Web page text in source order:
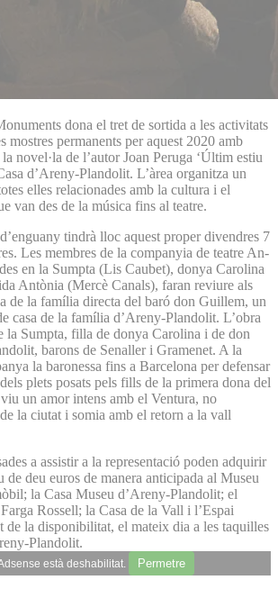
dona el tret de sortida a les activitats
mostres permanents per aquest 2020 amb
novel·la de l’autor Joan Peruga ‘Últim estiu
d’Areny-Plandolit. L’àrea organitza un
elles relacionades amb la cultura i el
van des de la música fins al teatre.
tindrà lloc aquest proper divendres 7
Les membres de la companyia de teatre An-
en la Sumpta (Lis Caubet), donya Carolina
Antònia (Mercè Canals), faran reviure als
de la família directa del baró don Guillem, un
casa de la família d’Areny-Plandolit. L’obra
la Sumpta, filla de donya Carolina i de don
barons de Senaller i Gramenet. A la
la baronessa fins a Barcelona per defensar
plets posats pels fills de la primera dona del
un amor intens amb el Ventura, no
la ciutat i somia amb el retorn a la vall
a assistir a la representació poden adquirir
de deu euros de manera anticipada al Museu
la Casa Museu d’Areny-Plandolit; el
Rossell; la Casa de la Vall i l’Espai
de la disponibilitat, el mateix dia a les taquilles
Plandolit.
està deshabilitat. Permetre